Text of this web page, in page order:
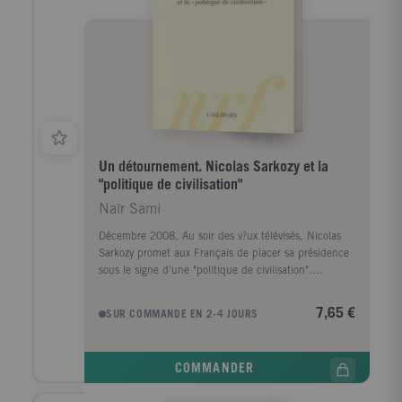
Un détournement. Nicolas Sarkozy et la
"politique de civilisation"
Naïr Sami
Décembre 2008. Au soir des v?ux télévisés, Nicolas
Sarkozy promet aux Français de placer sa présidence
sous le signe d'une "politique de civilisation".
président prétend avoir trouvé son inspiration (Une
politique de civilisation), Sami Naïr rappelle ici le
occidentaliste, à la pratique libérale inégalitaire
SUR COMMANDE EN 2-4 JOURS 7,65 €
COMMANDER